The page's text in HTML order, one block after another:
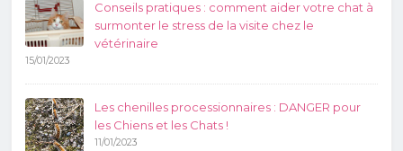
Conseils pratiques : comment aider votre chat à
surmonter le stress de la visite chez le
vétérinaire
15/01/2023
Les chenilles processionnaires : DANGER pour
les Chiens et les Chats !
11/01/2023